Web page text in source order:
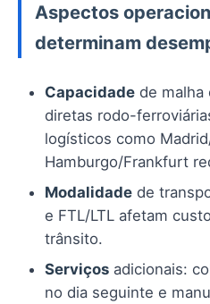
Aspectos
determinam
Capacidade de malha
diretas rodo-
logísticos como
Hamburgo/Frankfurt
Modalidade de
e FTL/LTL afetam
trânsito.
Serviços adicionais:
no dia seguinte e